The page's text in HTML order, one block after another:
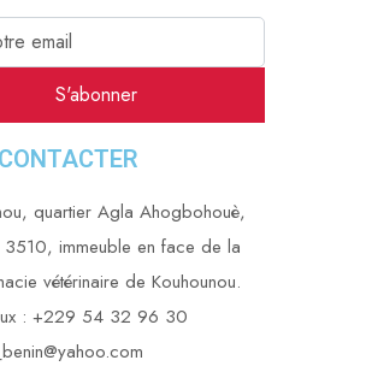
S'abonner
quartier Agla Ahogbohouè,
3510, immeuble en face de la
vétérinaire de Kouhounou.
: +229 54 32 96 30